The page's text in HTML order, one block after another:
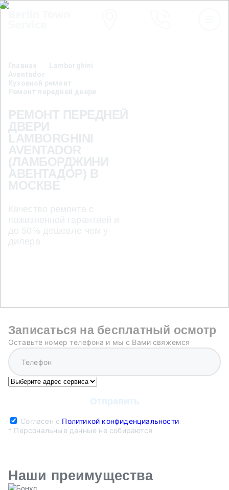
Главная
Lamborghini
Aventador
Кузовной ремонт
Ремонт передней двери
РЕМОНТ ПЕРЕДНЕЙ
ДВЕРИ
LAMBORGHINI
AVENTADOR
(ЛАМБОРДЖИНИ
АВЕНТАДОР) В
МОСКВЕ
Качество ремонта с
пожизненной гарантией и
до 50% дешевле чем у
дилера
Записаться на бесплатный осмотр
Оставьте номер телефона и мы с Вами свяжемся
Согласен с Политикой конфиденциальности
* Персональные данные не собираются
Наши преимущества